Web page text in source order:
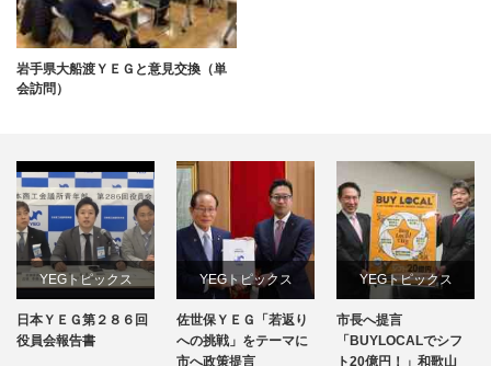
岩手県大船渡ＹＥＧと意見交換（単
会訪問）
YEGトピックス
日本YEG事業
日本ＹＥＧ第２８６回
役員会報告書
YEGトピックス
メディア掲載情報
佐世保ＹＥＧ「若返り
への挑戦」をテーマに
市へ政策提言
YEGトピックス
メディア掲載情報
市長へ提言
「BUYLOCALでシフ
ト20億円！」和歌山